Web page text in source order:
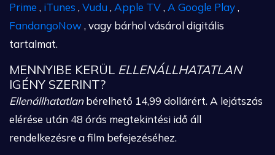
Prime , iTunes , Vudu , Apple TV, A Google Play,
FandangoNow, vagy bárhol vásárol digitális
tartalmat.
MENNYIBE KERÜL ELLENÁLLHATATLAN
IGÉNY SZERINT?
Ellenállhatatlanbérelhető 14,99 dollárért. A lejátszás
elérése után 48 órás megtekintési idő áll
rendelkezésre a film befejezéséhez.